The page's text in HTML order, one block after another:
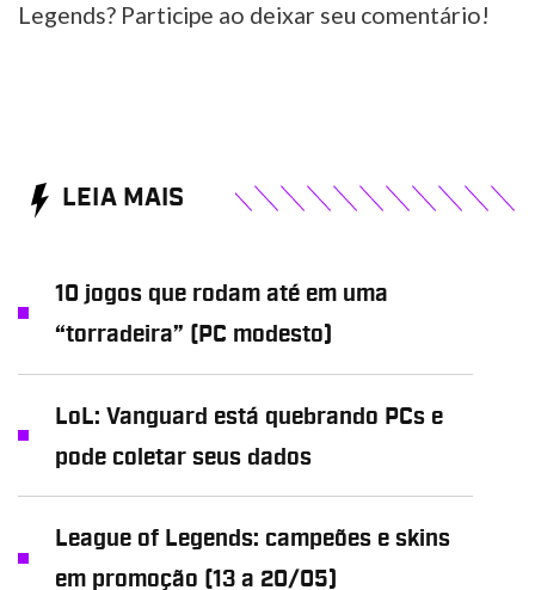
Legends? Participe ao deixar seu comentário!
LEIA MAIS
10 jogos que rodam até em uma
“torradeira” (PC modesto)
LoL: Vanguard está quebrando PCs e
pode coletar seus dados
League of Legends: campeões e skins
em promoção (13 a 20/05)